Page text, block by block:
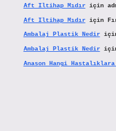
Aft Iltihap Mıdıriçin
Aft Iltihap Mıdıriçin
Ambalaj Plastik Nedir
Ambalaj Plastik Nedir
Anason Hangi